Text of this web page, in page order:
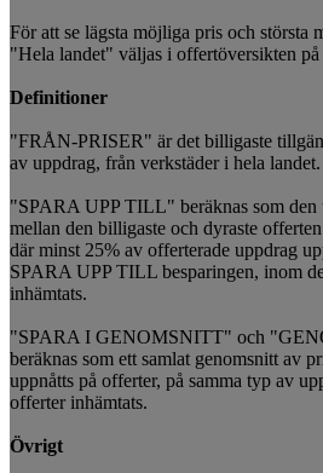
För att se lägsta möjliga pris och största
"Hela landet" väljas i offertöversikten på
Definitioner
"FRÅN-PRISER" är det billigaste
av uppdrag, från verkstäder i hela landet.
"SPARA UPP TILL" beräknas som den
mellan den billigaste och dyraste
där minst 25% av offerterade uppdrag
SPARA UPP TILL besparingen, inom
inhämtats.
"SPARA I GENOMSNITT" och
beräknas som ett samlat genomsnitt av
uppnåtts på offerter, på samma typ av
offerter inhämtats.
Övrigt